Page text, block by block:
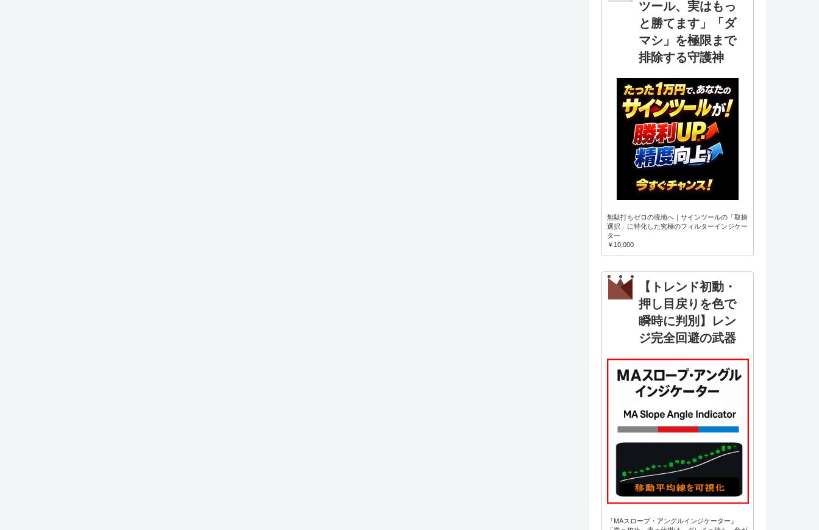
ツール、実はもっ
と勝てます」「ダ
マシ」を極限まで
排除する守護神
無駄打ちゼロの境地へ｜サインツールの「取捨
選択」に特化した究極のフィルターインジケー
ター
￥10,000
【トレンド初動・
押し目戻りを色で
瞬時に判別】レン
ジ完全回避の武器
『MAスロープ・アングルインジケーター』